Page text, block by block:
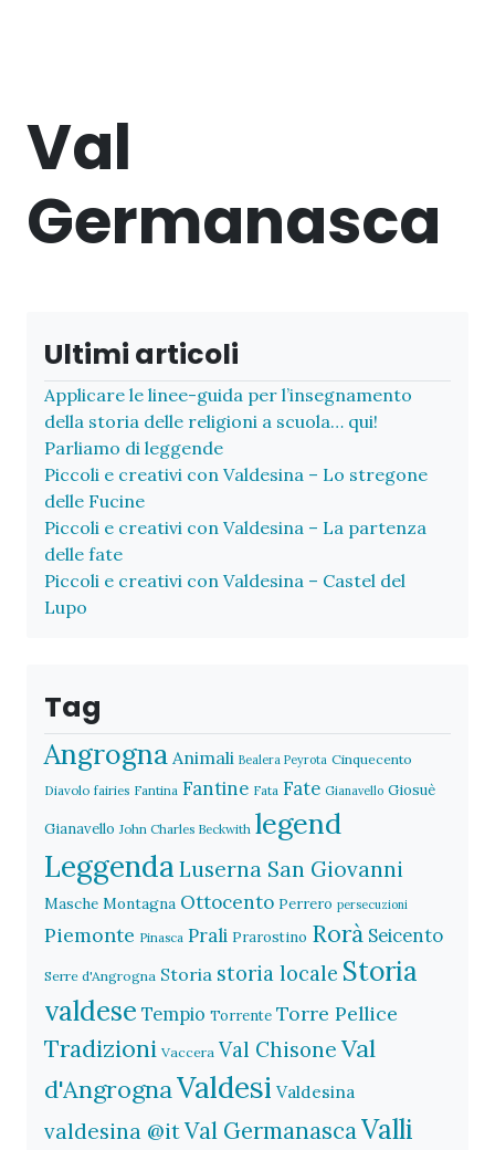
Val
Germanasca
Ultimi articoli
Applicare le linee-guida per l’insegnamento
della storia delle religioni a scuola… qui!
Parliamo di leggende
Piccoli e creativi con Valdesina – Lo stregone
delle Fucine
Piccoli e creativi con Valdesina – La partenza
delle fate
Piccoli e creativi con Valdesina – Castel del
Lupo
Tag
Angrogna Animali Bealera Peyrota Cinquecento
Diavolo fairies Fantina Fantine Fata Fate Gianavello Giosuè
Gianavello John Charles Beckwith legend
Leggenda Luserna San Giovanni
Masche Montagna Ottocento Perrero persecuzioni
Piemonte Pinasca Prali Prarostino Rorà Seicento
Serre d'Angrogna Storia storia locale Storia
valdese Tempio Torrente Torre Pellice
Tradizioni Vaccera Val Chisone Val
d'AngrognaValdesi Valdesina
valdesina @itVal GermanascaValli